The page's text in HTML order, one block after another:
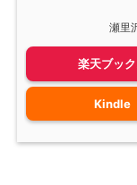
瀬里
楽天ブッ
Kindle